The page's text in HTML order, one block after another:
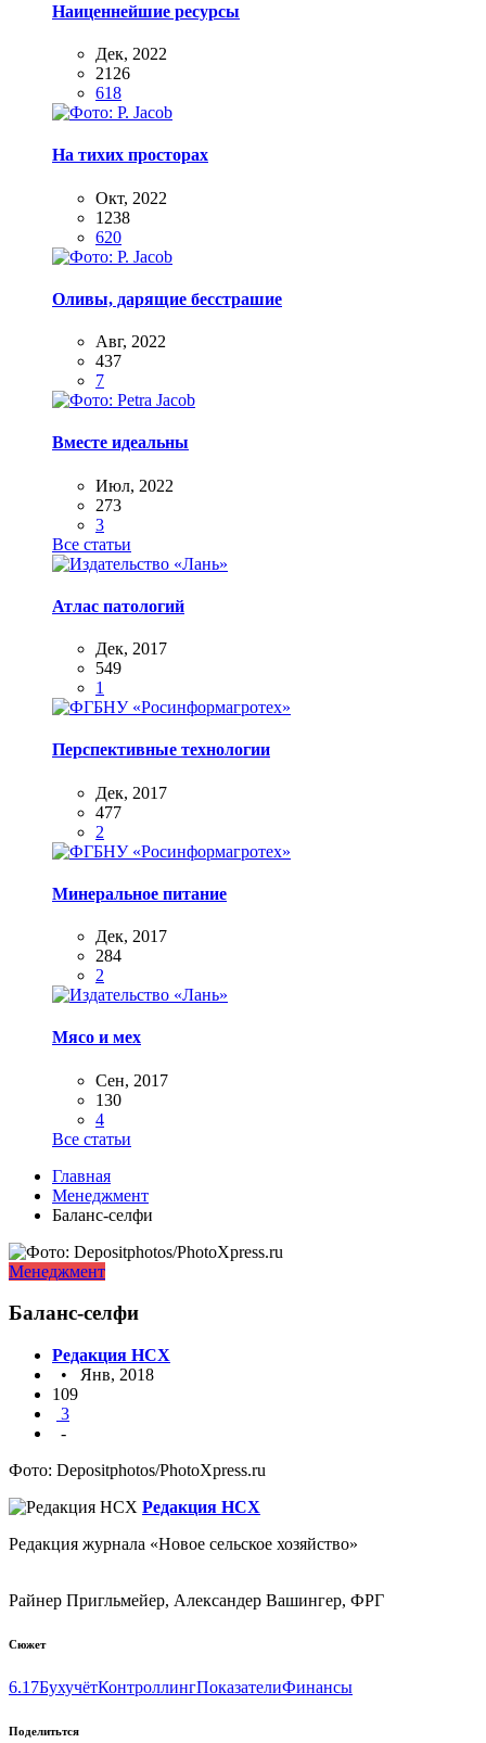
Наиценнейшие ресурсы
Дек, 2022
2126
618
На тихих просторах
Окт, 2022
1238
620
Оливы, дарящие бесстрашие
Авг, 2022
437
7
Вместе идеальны
Июл, 2022
273
3
Все статьи
Атлас патологий
Дек, 2017
549
1
Перспективные технологии
Дек, 2017
477
2
Минеральное питание
Дек, 2017
284
2
Мясо и мех
Сен, 2017
130
4
Все статьи
Главная
Менеджмент
Баланс-селфи
Менеджмент
Баланс-селфи
Редакция НСХ
• Янв, 2018
109
3
-
Фото: Depositphotos/PhotoXpress.ru
Редакция НСХ
Редакция журнала «Новое сельское хозяйство»
Райнер Пригльмейер, Александер Вашингер, ФРГ
Сюжет
6.17БухучётКонтроллингПоказателиФинансы
Поделитьтся